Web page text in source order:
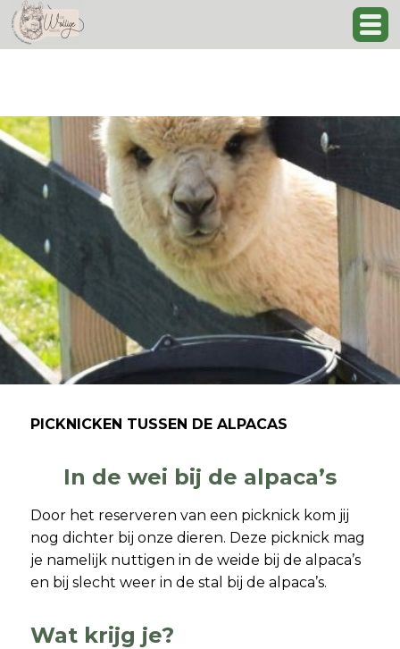
PICKNICKEN TUSSEN DE ALPACAS
In de wei bij de alpaca’s
Door het reserveren van een picknick kom jij
nog dichter bij onze dieren. Deze picknick mag
je namelijk nuttigen in de weide bij de alpaca’s
en bij slecht weer in de stal bij de alpaca’s.
Wat krijg je?